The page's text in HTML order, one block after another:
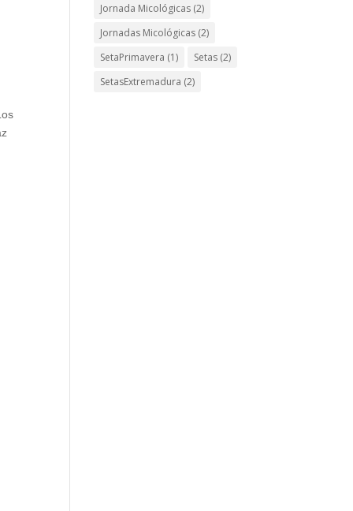
Jornada Micológicas (2)
Jornadas Micológicas (2)
SetaPrimavera (1) Setas (2)
SetasExtremadura (2)